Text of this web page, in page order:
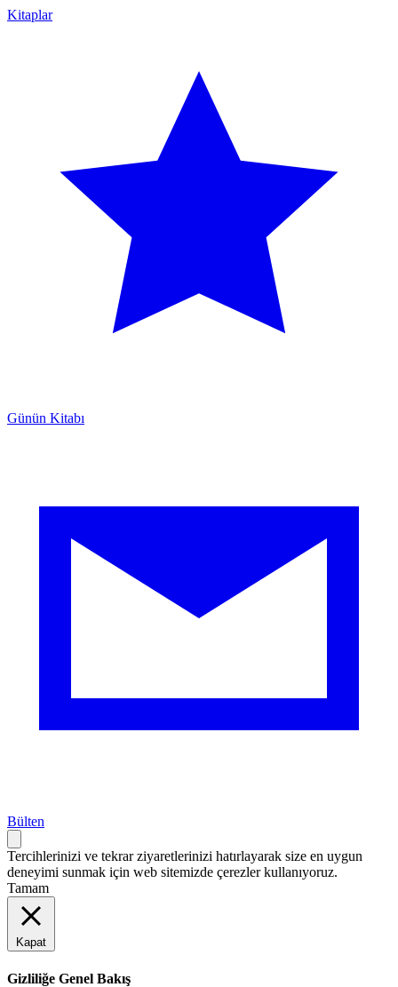
Kitaplar
Günün Kitabı
Bülten
Tercihlerinizi ve tekrar ziyaretlerinizi hatırlayarak size en uygun
deneyimi sunmak için web sitemizde çerezler kullanıyoruz.
Tamam
Kapat
Gizliliğe Genel Bakış